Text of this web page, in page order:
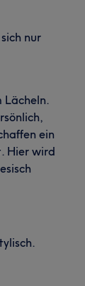
nur
Lächeln.
ein
Hier wird